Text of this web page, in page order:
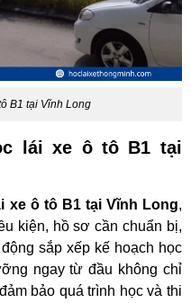
B1 tại Vĩnh Long
lái xe ô tô B1 tại
xe ô tô B1 tại Vĩnh Long,
kiện, hồ sơ cần chuẩn bị,
sắp xếp kế hoạch học
ngay từ đầu không chỉ
bảo quá trình học và thi